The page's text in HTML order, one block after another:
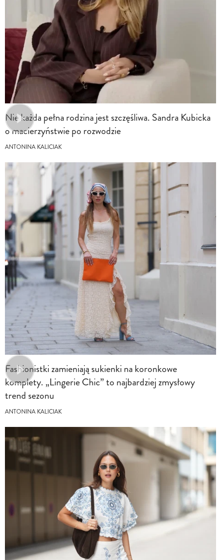
Nie każda pełna rodzina jest szczęśliwa. Sandra Kubicka
o macierzyństwie po rozwodzie
ANTONINA KALICIAK
Fashionistki zamieniają sukienki na koronkowe
komplety. „Lingerie Chic” to najbardziej zmysłowy
trend sezonu
ANTONINA KALICIAK